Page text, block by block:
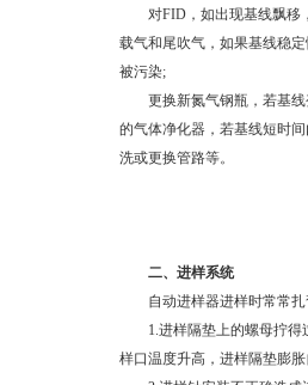
对FID，如出现基线飘移，
载气和尾吹气，如果基线稳
被污染;
更换新氮气钢瓶，若基线
的气体净化器，若基线短时
洗或更换管路等。
二、进样系统
自动进样器进样时常常扎
1.进样隔垫上的螺母拧得过
样口温度升高，进样隔垫膨